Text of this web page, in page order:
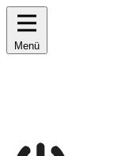
Menü